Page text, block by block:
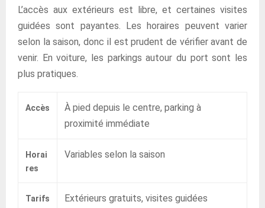
L’accès aux extérieurs est libre, et certaines visites
guidées sont payantes. Les horaires peuvent varier
selon la saison, donc il est prudent de vérifier avant de
venir. En voiture, les parkings autour du port sont les
plus pratiques.
Accès
À pied depuis le centre, parking à
proximité immédiate
Horai
res
Variables selon la saison
Tarifs
Extérieurs gratuits, visites guidées